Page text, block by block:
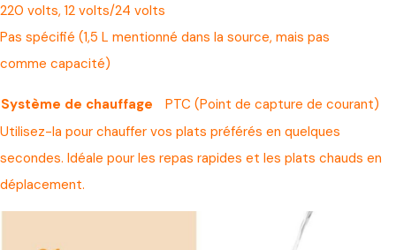
220 volts, 12 volts/24 volts
Pas spécifié (1,5 L mentionné dans la source, mais pas
comme capacité)
Système de chauffage
PTC (Point de capture de courant)
Utilisez-la pour chauffer vos plats préférés en quelques
secondes. Idéale pour les repas rapides et les plats chauds en
déplacement.